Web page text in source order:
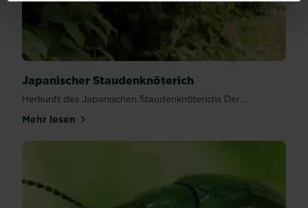
Japanischer Staudenknöterich
Herkunft des Japanischen Staudenknöterichs Der...
Mehr lesenüber Japanischer Staudenknöterich